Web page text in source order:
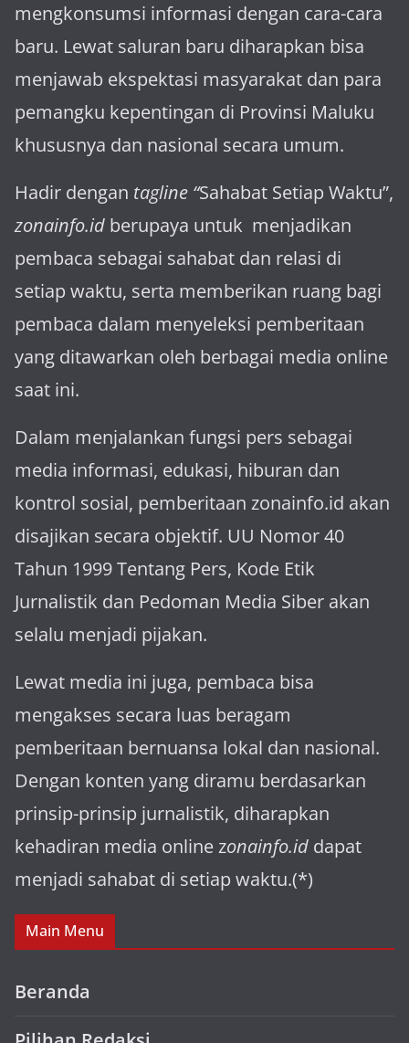
mengkonsumsi informasi dengan cara-cara
baru. Lewat sa­luran ba­ru diharapkan bisa
menja­wab ekspektasi masya­rakat dan para
pemangku kepen­tingan di Provinsi Maluku
khususnya dan nasional secara umum.
Hadir dengan tagline “Sahabat Setiap Waktu”,
zonainfo.id berupaya untuk menjadikan
pembaca sebagai sahabat dan relasi di
setiap waktu, serta memberikan ruang bagi
pembaca dalam menyeleksi pemberitaan
yang ditawarkan oleh berbagai media online
saat ini.
Dalam menjalankan fungsi pers sebagai
media informasi, edukasi, hiburan dan
kontrol sosial, pemberitaan zonainfo.id akan
disajikan secara objektif. UU Nomor 40
Tahun 1999 Tentang Pers, Kode Etik
Jurnalistik dan Pedoman Media Siber akan
selalu menjadi pijakan.
Lewat media ini juga, pembaca bisa
mengakses secara luas beragam
pemberitaan bernuansa lokal dan nasional.
Dengan konten yang diramu berdasarkan
prinsip-prinsip jurnalistik, diharapkan
kehadiran media online zonainfo.id dapat
menjadi sahabat di setiap waktu.(*)
Main Menu
Beranda